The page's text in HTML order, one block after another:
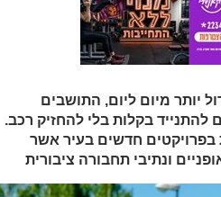
יותר מיום ליום, התושבים
בקלות בלי להחזיק רכב.
בפרויקטים חדשים בעיר אשר
ונתיבי תחבורה ציבורית